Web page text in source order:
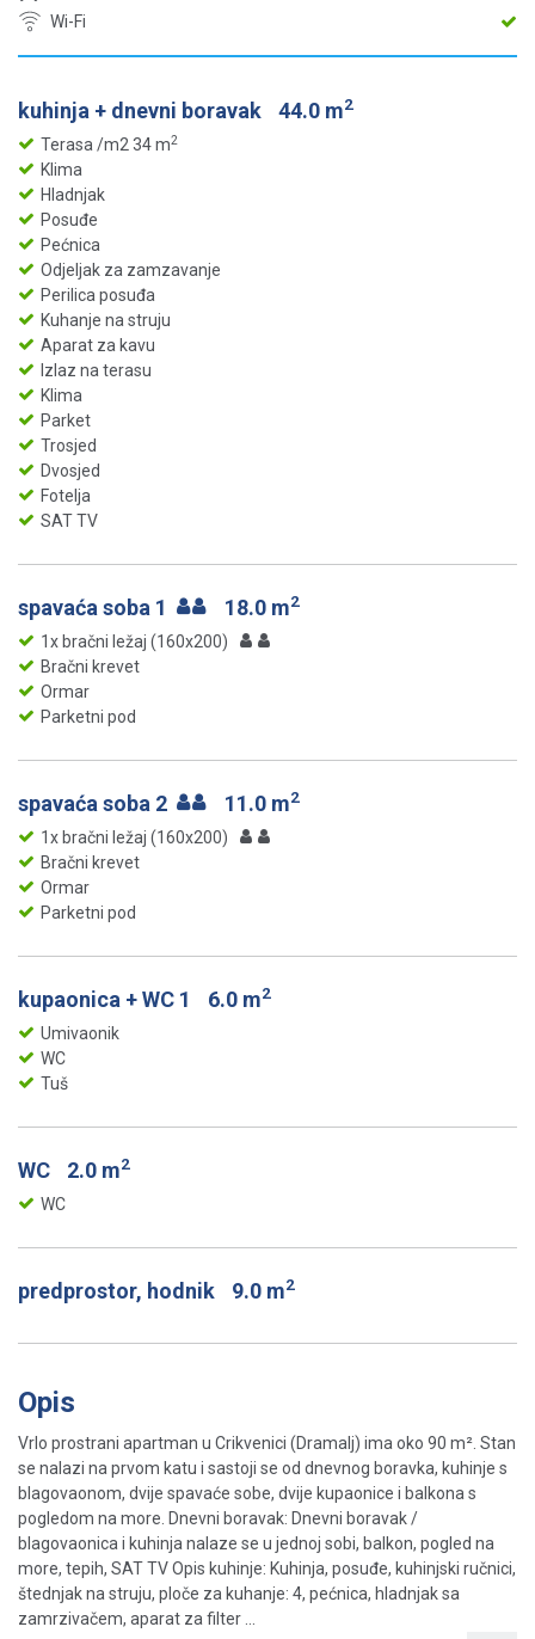
Wi-Fi
kuhinja + dnevni boravak 44.0 m2
Terasa /m2 34 m2
Klima
Hladnjak
Posuđe
Pećnica
Odjeljak za zamzavanje
Perilica posuđa
Kuhanje na struju
Aparat za kavu
Izlaz na terasu
Klima
Parket
Trosjed
Dvosjed
Fotelja
SAT TV
spavaća soba 1 18.0 m2
1x bračni ležaj (160x200)
Bračni krevet
Ormar
Parketni pod
spavaća soba 2 11.0 m2
1x bračni ležaj (160x200)
Bračni krevet
Ormar
Parketni pod
kupaonica + WC 1 6.0 m2
Umivaonik
WC
Tuš
WC 2.0 m2
WC
predprostor, hodnik 9.0 m2
Opis
Vrlo prostrani apartman u Crikvenici (Dramalj) ima oko 90 m². Stan
se nalazi na prvom katu i sastoji se od dnevnog boravka, kuhinje s
blagovaonom, dvije spavaće sobe, dvije kupaonice i balkona s
pogledom na more. Dnevni boravak: Dnevni boravak /
blagovaonica i kuhinja nalaze se u jednoj sobi, balkon, pogled na
more, tepih, SAT TV Opis kuhinje: Kuhinja, posuđe, kuhinjski ručnici,
štednjak na struju, ploče za kuhanje: 4, pećnica, hladnjak sa
zamrzivačem, aparat za filter ...